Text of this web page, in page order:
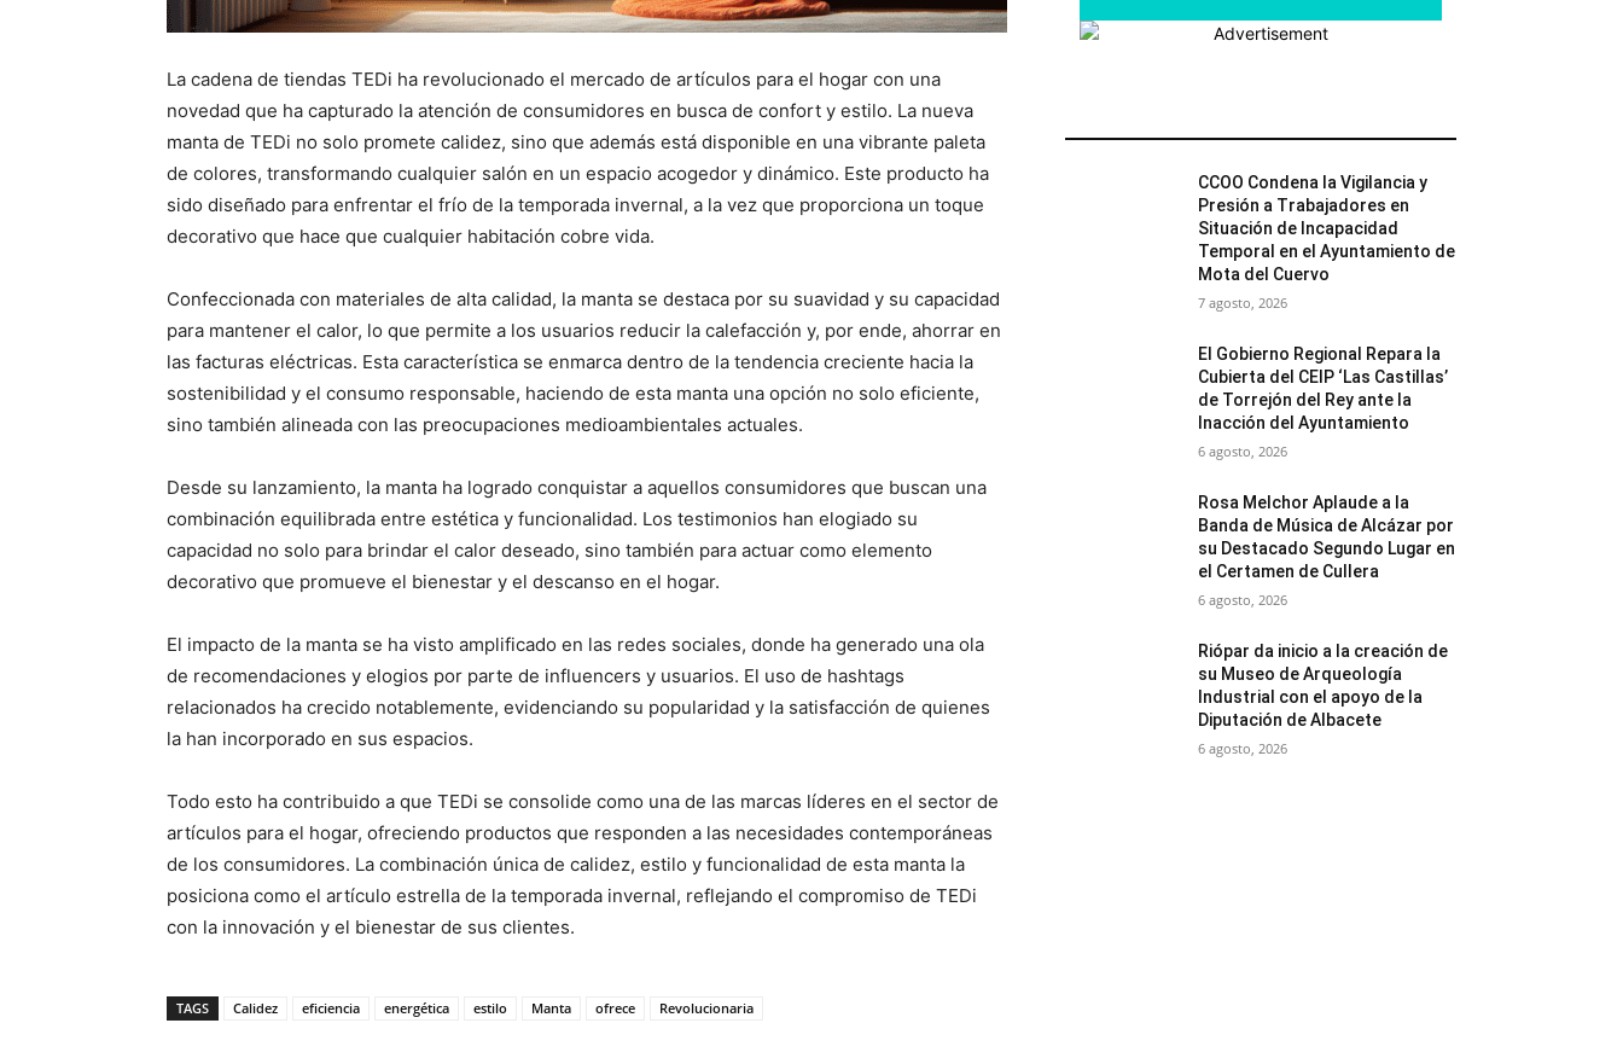
La cadena de tiendas TEDi ha revolucionado el mercado de artículos para el hogar con una
novedad que ha capturado la atención de consumidores en busca de confort y estilo. La nueva
manta de TEDi no solo promete calidez, sino que además está disponible en una vibrante paleta
de colores, transformando cualquier salón en un espacio acogedor y dinámico. Este producto ha
sido diseñado para enfrentar el frío de la temporada invernal, a la vez que proporciona un toque
decorativo que hace que cualquier habitación cobre vida.
Confeccionada con materiales de alta calidad, la manta se destaca por su suavidad y su capacidad
para mantener el calor, lo que permite a los usuarios reducir la calefacción y, por ende, ahorrar en
las facturas eléctricas. Esta característica se enmarca dentro de la tendencia creciente hacia la
sostenibilidad y el consumo responsable, haciendo de esta manta una opción no solo eficiente,
sino también alineada con las preocupaciones medioambientales actuales.
Desde su lanzamiento, la manta ha logrado conquistar a aquellos consumidores que buscan una
combinación equilibrada entre estética y funcionalidad. Los testimonios han elogiado su
capacidad no solo para brindar el calor deseado, sino también para actuar como elemento
decorativo que promueve el bienestar y el descanso en el hogar.
El impacto de la manta se ha visto amplificado en las redes sociales, donde ha generado una ola
de recomendaciones y elogios por parte de influencers y usuarios. El uso de hashtags
relacionados ha crecido notablemente, evidenciando su popularidad y la satisfacción de quienes
la han incorporado en sus espacios.
Todo esto ha contribuido a que TEDi se consolide como una de las marcas líderes en el sector de
artículos para el hogar, ofreciendo productos que responden a las necesidades contemporáneas
de los consumidores. La combinación única de calidez, estilo y funcionalidad de esta manta la
posiciona como el artículo estrella de la temporada invernal, reflejando el compromiso de TEDi
con la innovación y el bienestar de sus clientes.
TAGS Calidez eficiencia energética estilo Manta ofrece Revolucionaria
CCOO Condena la Vigilancia y
Presión a Trabajadores en
Situación de Incapacidad
Temporal en el Ayuntamiento de
Mota del Cuervo
7 agosto, 2026
El Gobierno Regional Repara la
Cubierta del CEIP ‘Las Castillas’
de Torrejón del Rey ante la
Inacción del Ayuntamiento
6 agosto, 2026
Rosa Melchor Aplaude a la
Banda de Música de Alcázar por
su Destacado Segundo Lugar en
el Certamen de Cullera
6 agosto, 2026
Riópar da inicio a la creación de
su Museo de Arqueología
Industrial con el apoyo de la
Diputación de Albacete
6 agosto, 2026